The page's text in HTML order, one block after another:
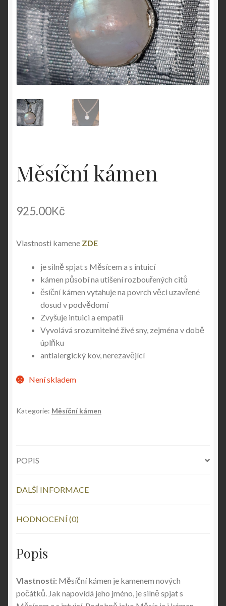
Měsíční kámen
925.00Kč
Vlastnosti kamene ZDE
je silně spjat s Měsícem a s intuicí
kámen působí na utišení rozbouřených citů
ěsíční kámen vytahuje na povrch věci uzavřené
dosud v podvědomí
Zvyšuje intuici a empatii
Vyvolává srozumitelné živé sny, zejména v době
úplňku
antialergický kov, nerezavějící
Není skladem
Kategorie: Měsíční kámen
POPIS
DALŠÍ INFORMACE
HODNOCENÍ (0)
Popis
Vlastnosti: Měsíční kámen je kamenem nových
počátků. Jak napovídá jeho jméno, je silně spjat s